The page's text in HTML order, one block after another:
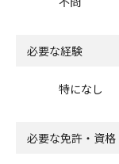
必要な経験
特になし
必要な免許・資格